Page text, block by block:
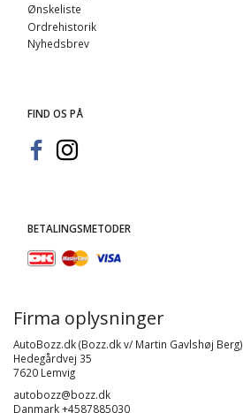
Ønskeliste
Ordrehistorik
Nyhedsbrev
FIND OS PÅ
BETALINGSMETODER
Firma oplysninger
AutoBozz.dk (Bozz.dk v/ Martin Gavlshøj Berg)
Hedegårdvej 35
7620 Lemvig
autobozz@bozz.dk
Danmark +4587885030